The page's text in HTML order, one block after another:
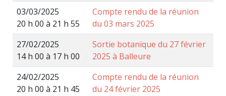
03/03/2025
20 h 00 à 21 h 55
Compte rendu de la réunion
du 03 mars 2025
27/02/2025
14 h 00 à 17 h 00
Sortie botanique du 27 février
2025 à Balleure
24/02/2025
20 h 00 à 21 h 45
Compte rendu de la réunion
du 24 février 2025